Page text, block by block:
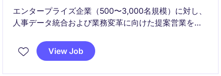
エンタープライズ企業（500〜3,000名規模）に対し、
人事データ統合および業務変革に向けた提案営業を行
経営層との折衝を通じて、複数プロダクトを活用した
View Job